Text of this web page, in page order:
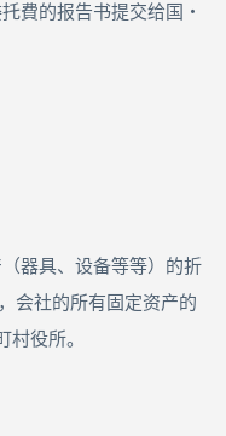
費的报告书提交给国・
器具、设备等等）的折
会社的所有固定资产的
役所。